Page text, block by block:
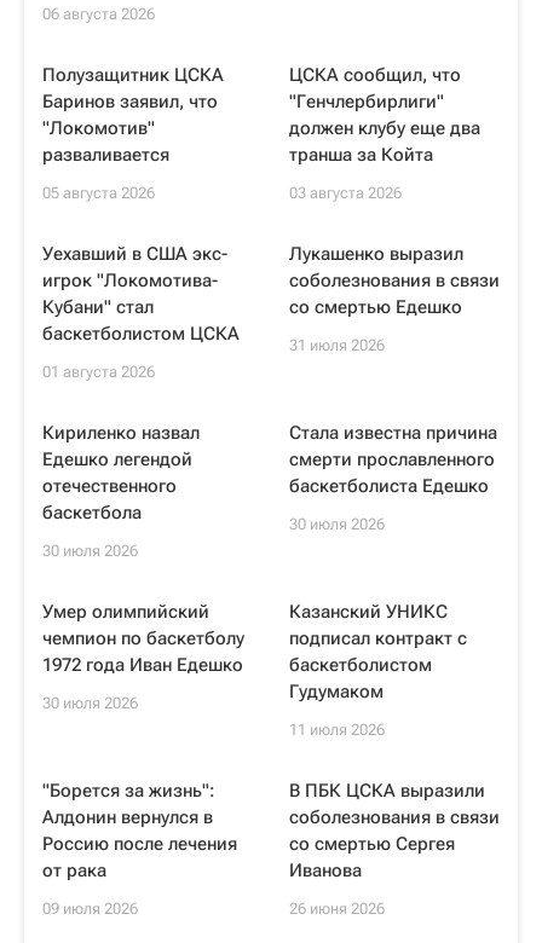
06 августа 2026
Полузащитник ЦСКА
Баринов заявил, что
"Локомотив"
разваливается
05 августа 2026
ЦСКА сообщил, что
"Генчлербирлиги"
должен клубу еще два
транша за Койта
03 августа 2026
Уехавший в США экс-
игрок "Локомотива-
Кубани" стал
баскетболистом ЦСКА
01 августа 2026
Лукашенко выразил
соболезнования в связи
со смертью Едешко
31 июля 2026
Кириленко назвал
Едешко легендой
отечественного
баскетбола
30 июля 2026
Стала известна причина
смерти прославленного
баскетболиста Едешко
30 июля 2026
Умер олимпийский
чемпион по баскетболу
1972 года Иван Едешко
30 июля 2026
Казанский УНИКС
подписал контракт с
баскетболистом
Гудумаком
11 июля 2026
"Борется за жизнь":
Алдонин вернулся в
Россию после лечения
от рака
09 июля 2026
В ПБК ЦСКА выразили
соболезнования в связи
со смертью Сергея
Иванова
26 июня 2026